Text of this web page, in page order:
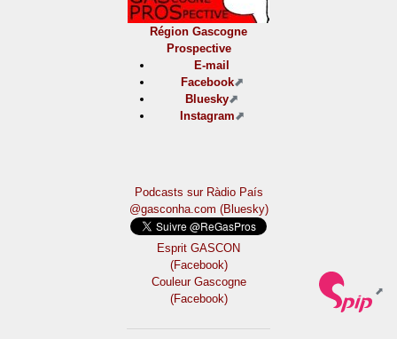
Région Gascogne
Prospective
E-mail
Facebook
Bluesky
Instagram
Podcasts sur Ràdio País
@gasconha.com (Bluesky)
Esprit GASCON
(Facebook)
Couleur Gascogne
(Facebook)